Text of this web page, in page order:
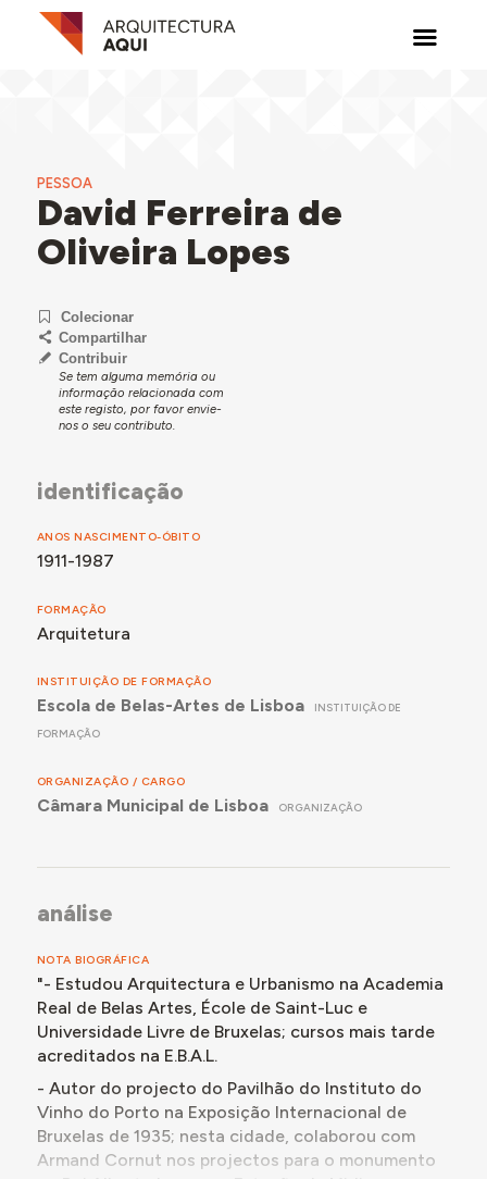
PESSOA
David Ferreira de
Oliveira Lopes
Colecionar
Compartilhar
Contribuir
Se tem alguma memória ou
informação relacionada com
este registo, por favor envie-
nos o seu contributo.
identificação
ANOS NASCIMENTO-ÓBITO
1911-1987
FORMAÇÃO
Arquitetura
INSTITUIÇÃO DE FORMAÇÃO
Escola de Belas-Artes de Lisboa INSTITUIÇÃO DE
FORMAÇÃO
ORGANIZAÇÃO / CARGO
Câmara Municipal de Lisboa ORGANIZAÇÃO
análise
NOTA BIOGRÁFICA
"- Estudou Arquitectura e Urbanismo na Academia
Real de Belas Artes, École de Saint-Luc e
Universidade Livre de Bruxelas; cursos mais tarde
acreditados na E.B.A.L.
- Autor do projecto do Pavilhão do Instituto do
Vinho do Porto na Exposição Internacional de
Bruxelas de 1935; nesta cidade, colaborou com
Armand Cornut nos projectos para o monumento